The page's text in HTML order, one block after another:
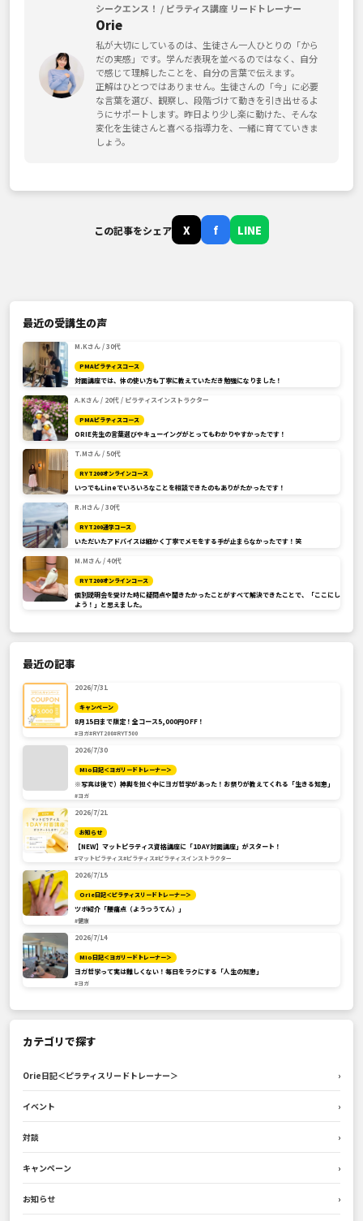
シークエンス！ / ピラティス講座 リードトレーナー
Orie
私が大切にしているのは、生徒さん一人ひとりの「から
だの実感」です。学んだ表現を並べるのではなく、自分
で感じて理解したことを、自分の言葉で伝えます。
正解はひとつではありません。生徒さんの「今」に必要
な言葉を選び、観察し、段階づけて動きを引き出せるよ
うにサポートします。昨日より少し楽に動けた、そんな
変化を生徒さんと喜べる指導力を、一緒に育てていきま
しょう。
この記事をシェア X f LINE
最近の受講生の声
M.Kさん / 30代
PMAピラティスコース
対面講座では、体の使い方も丁寧に教えていただき勉強になりました！
A.Kさん / 20代 / ピラティスインストラクター
PMAピラティスコース
ORIE先生の言葉選びやキューイングがとってもわかりやすかったです！
T.Mさん / 50代
RYT200オンラインコース
いつでもLineでいろいろなことを相談できたのもありがたかったです！
R.Hさん / 30代
RYT200通学コース
いただいたアドバイスは細かく丁寧でメモをする手が止まらなかったです！笑
M.Mさん / 40代
RYT200オンラインコース
個別説明会を受けた時に疑問点や聞きたかったことがすべて解決できたことで、「ここにし
よう！」と思えました。
最近の記事
2026/7/31
キャンペーン
8月15日まで限定！全コース5,000円OFF！
#ヨガ#RYT200#RYT500
2026/7/30
Mio日記＜ヨガリードトレーナー＞
※写真は後で）神輿を担ぐ中にヨガ哲学があった！お祭りが教えてくれる「生きる知恵」
#ヨガ
2026/7/21
お知らせ
【NEW】マットピラティス資格講座に「1DAY対面講座」がスタート！
#マットピラティス#ピラティス#ピラティスインストラクター
2026/7/15
Orie日記＜ピラティスリードトレーナー＞
ツボ紹介「腰痛点（ようつうてん）」
#健康
2026/7/14
Mio日記＜ヨガリードトレーナー＞
ヨガ哲学って実は難しくない！毎日をラクにする「人生の知恵」
#ヨガ
カテゴリで探す
Orie日記＜ピラティスリードトレーナー＞ ›
イベント ›
対談 ›
キャンペーン ›
お知らせ ›